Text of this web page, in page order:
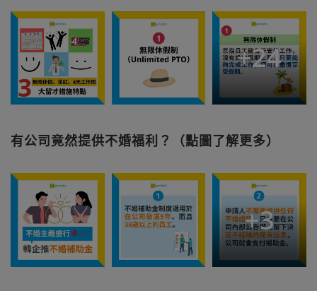
+24
有公司竟然提供不婚福利？（點圖了解更多）
+3